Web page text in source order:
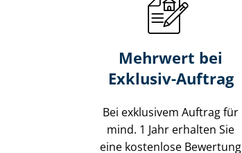
Mehrwert bei
Exklusiv-Auftrag
Bei exklusivem Auftrag für
mind. 1 Jahr erhalten Sie
eine kostenlose Bewertung